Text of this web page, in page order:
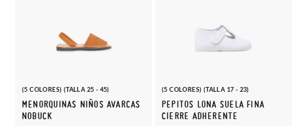
(5 COLORES) (TALLA 25 - 45)
MENORQUINAS NIÑOS AVARCAS
NOBUCK
(5 COLORES) (TALLA 17 - 23)
PEPITOS LONA SUELA FINA
CIERRE ADHERENTE